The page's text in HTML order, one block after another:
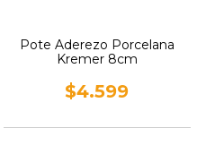
Pote Aderezo Porcelana
Kremer 8cm
$4.599